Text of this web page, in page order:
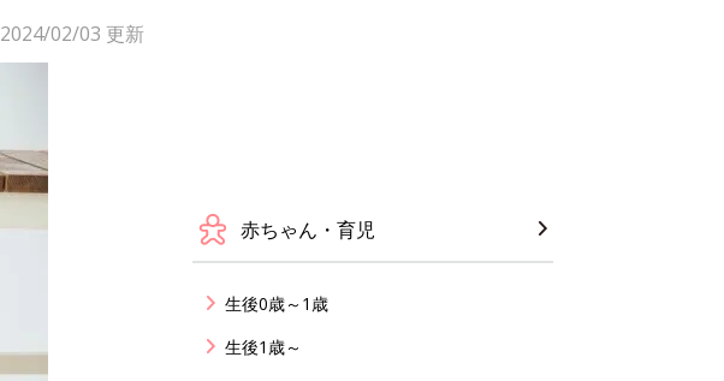
2024/02/03 更新
赤ちゃん・育児
生後0歳～1歳
生後1歳～